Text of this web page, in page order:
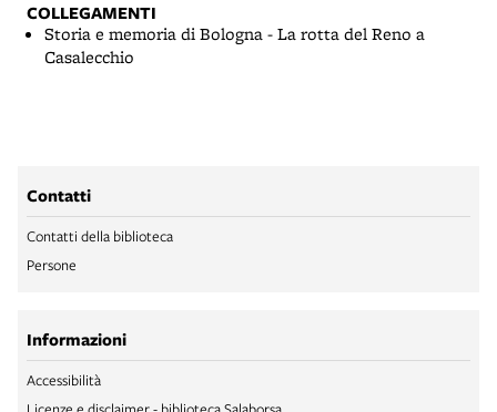
COLLEGAMENTI
Storia e memoria di Bologna - La rotta del Reno a
Casalecchio
Contatti
Contatti della biblioteca
Persone
Informazioni
Accessibilità